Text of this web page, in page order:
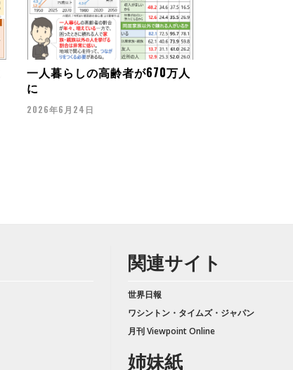
一人暮らしの高齢者が670万人
に
2026年6月24日
関連サイト
世界日報
ワシントン・タイムズ・ジャパン
月刊 Viewpoint Online
姉妹紙